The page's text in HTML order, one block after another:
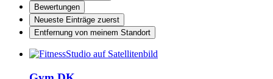
Bewertungen
Neueste Einträge zuerst
Entfernung von meinem Standort